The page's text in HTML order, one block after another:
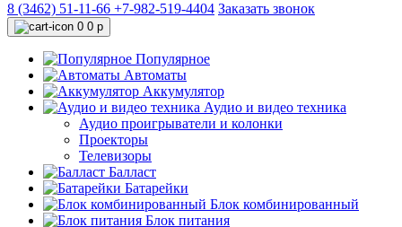
8 (3462) 51-11-66 +7-982-519-4404 Заказать звонок
0 0 р
Популярное
Автоматы
Аккумулятор
Аудио и видео техника
Аудио проигрыватели и колонки
Проекторы
Телевизоры
Балласт
Батарейки
Блок комбинированный
Блок питания